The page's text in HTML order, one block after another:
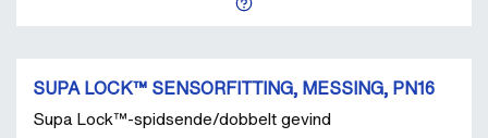
SUPA LOCK™ SENSORFITTING, MESSING, PN16
Supa Lock™-spidsende/dobbelt gevind